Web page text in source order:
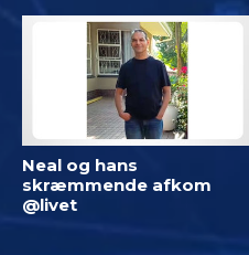
Neal og hans
skræmmende afkom
@livet